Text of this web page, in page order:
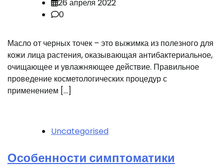
26 апреля 2022
0
Масло от черных точек – это выжимка из полезного для
кожи лица растения, оказывающая антибактериальное,
очищающее и увлажняющее действие. Правильное
проведение косметологических процедур с
применением […]
Uncategorised
Особенности симптоматики